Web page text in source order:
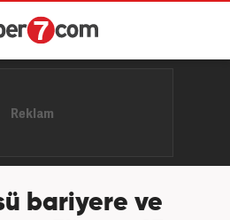
bariyere ve